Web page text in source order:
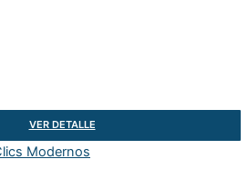
VER DETALLE